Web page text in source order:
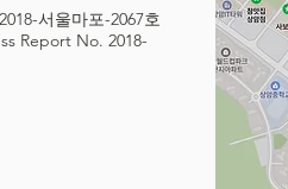
서울마포-2067호
Report No. 2018-